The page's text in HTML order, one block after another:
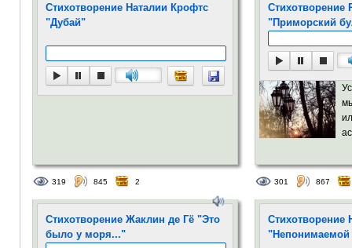
Стихотворение Наталии Крофтс
"Дубай"
319 845 2
"Приморский
301 867
Стихотворение Жаклин де Гё "Это
было у моря..."
Стихотворение